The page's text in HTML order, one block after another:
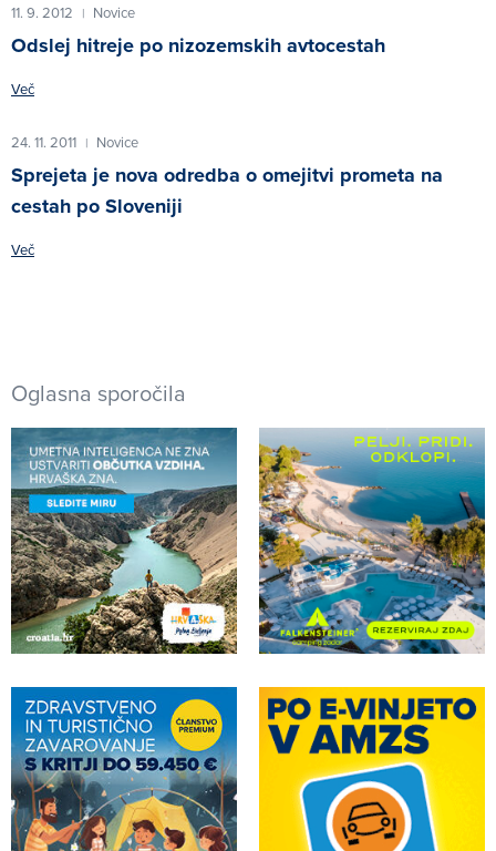
11. 9. 2012 | Novice
Odslej hitreje po nizozemskih avtocestah
Več
24. 11. 2011 | Novice
Sprejeta je nova odredba o omejitvi prometa na
cestah po Sloveniji
Več
Oglasna sporočila